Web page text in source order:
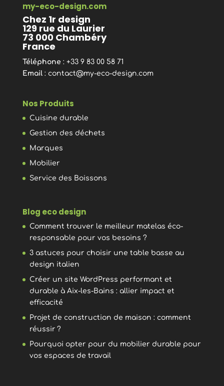
my-eco-design.com
Chez 1r design
129 rue du Laurier
73 000 Chambéry
France
Téléphone : +33 9 83 00 58 71
Email: contact@my-eco-design.com
Nos Produits
Cuisine durable
Gestion des déchets
Marques
Mobilier
Service des Boissons
Blog eco design
Comment trouver le meilleur matelas éco-
responsable pour vos besoins ?
3 astuces pour choisir une table basse au
design italien
Créer un site WordPress performant et
durable à Aix-les-Bains : allier impact et
efficacité
Projet de construction de maison : comment
réussir ?
Pourquoi opter pour du mobilier durable pour
vos espaces de travail